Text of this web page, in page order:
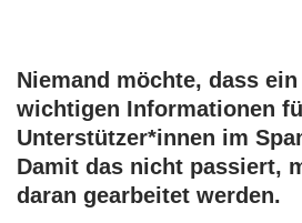
Niemand möchte, dass
wichtigen Informationen
Unterstützer*innen im
Damit das nicht passiert,
daran gearbeitet werden.